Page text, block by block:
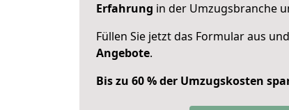
Erfahrung in der Umzugsbranche
Füllen Sie jetzt das Formular aus und
Angebote.
Bis zu 60 % der Umzugskosten